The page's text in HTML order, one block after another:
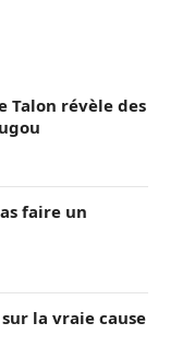
Talon révèle des
faire un
la vraie cause